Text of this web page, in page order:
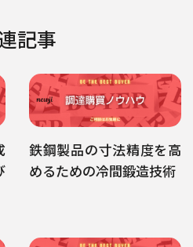
記事
鉄鋼製品の寸法精度を高
めるための冷間鍛造技術